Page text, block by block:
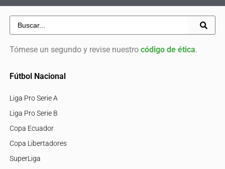
Tómese un segundo y revise nuestro código de ética.
Fútbol Nacional
Liga Pro Serie A
Liga Pro Serie B
Copa Ecuador
Copa Libertadores
SuperLiga